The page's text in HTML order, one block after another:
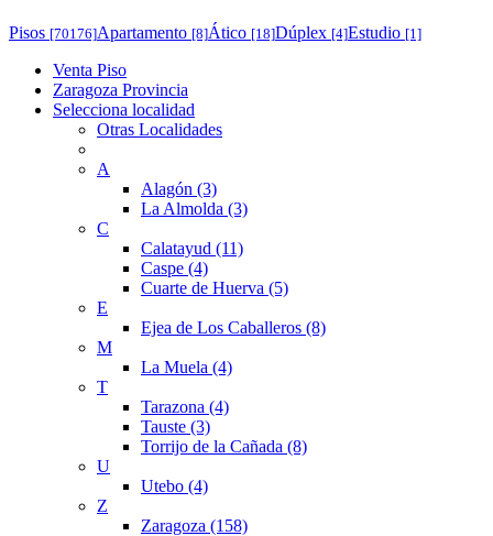
Pisos [70176]Apartamento [8]Ático [18]Dúplex [4]Estudio [1]
Venta Piso
Zaragoza Provincia
Selecciona localidad
Otras Localidades
A
Alagón (3)
La Almolda (3)
C
Calatayud (11)
Caspe (4)
Cuarte de Huerva (5)
E
Ejea de Los Caballeros (8)
M
La Muela (4)
T
Tarazona (4)
Tauste (3)
Torrijo de la Cañada (8)
U
Utebo (4)
Z
Zaragoza (158)